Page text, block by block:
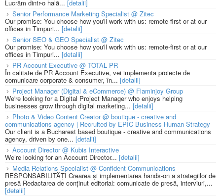
Lucrăm dintr-o hală...[detalii]
Senior Performance Marketing Specialist @ Zitec
Our promise: You choose how you'll work with us: remote-first or at our
offices in Timpuri... [detalii]
Senior SEO & GEO Specialist @ Zitec
Our promise: You choose how you'll work with us: remote-first or at our
offices in Timpuri... [detalii]
PR Account Executive @ TOTAL PR
În calitate de PR Account Executive, vei implementa proiecte de
comunicare corporate & consumer, în... [detalii]
Project Manager (Digital & eCommerce) @ Flaminjoy Group
We're looking for a Digital Project Manager who enjoys helping
businesses grow through digital marketing... [detalii]
Photo & Video Content Creator @ boutique - creative and
communications agency | Recruited by EPIC Business Human Strategy
Our client is a Bucharest based boutique - creative and communications
agency, driven by one... [detalii]
Account Director @ Kubis Interactive
We’re looking for an Account Director... [detalii]
Media Relations Specialist @ Confident Communications
RESPONSABILITĂȚI Crearea și implementarea hands-on a strategiilor de
presă Redactarea de conținut editorial: comunicate de presă, interviuri,...
[detalii]